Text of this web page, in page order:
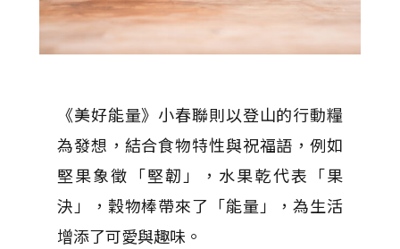
《美好能量》小春聯則以登山的行動糧
為發想，結合食物特性與祝福語，例如
堅果象徵「堅韌」，水果乾代表「果
決」，穀物棒帶來了「能量」，為生活
增添了可愛與趣味。